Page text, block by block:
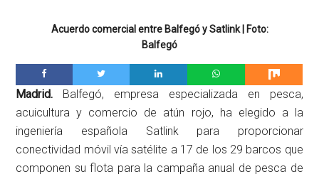
Acuerdo comercial entre Balfegó y Satlink | Foto:
Balfegó
Madrid. Balfegó, empresa especializada en pesca,
acuicultura y comercio de atún rojo, ha elegido a la
ingeniería española Satlink para proporcionar
conectividad móvil vía satélite a 17 de los 29 barcos que
componen su flota para la campaña anual de pesca de